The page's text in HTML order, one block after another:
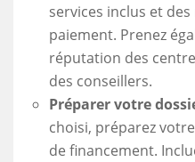
services inclus et
paiement. Prenez
réputation des
des conseillers.
Préparer votre
choisi, préparez
de financement.